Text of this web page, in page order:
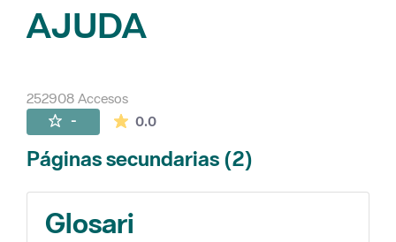
AJUDA
252908 Accesos
- 0.0La valoración media es de 0 estrellas de
Páginas secundarias (2)
Glosari